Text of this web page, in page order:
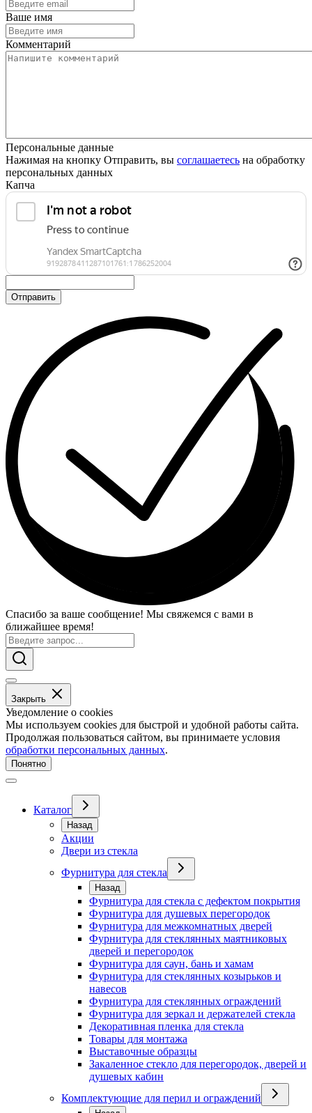
Ваше имя
Комментарий
Персональные данные
Нажимая на кнопку Отправить, вы соглашаетесь на обработку
персональных данных
Капча
Отправить
Спасибо за ваше сообщение! Мы свяжемся с вами в
ближайшее время!
Закрыть
Уведомление о cookies
Мы используем cookies для быстрой и удобной работы сайта.
Продолжая пользоваться сайтом, вы принимаете условия
обработки персональных данных.
Понятно
Каталог
Назад
Акции
Двери из стекла
Фурнитура для стекла
Назад
Фурнитура для стекла с дефектом покрытия
Фурнитура для душевых перегородок
Фурнитура для межкомнатных дверей
Фурнитура для стеклянных маятниковых
дверей и перегородок
Фурнитура для саун, бань и хамам
Фурнитура для стеклянных козырьков и
навесов
Фурнитура для стеклянных ограждений
Фурнитура для зеркал и держателей стекла
Декоративная пленка для стекла
Товары для монтажа
Выставочные образцы
Закаленное стекло для перегородок, дверей и
душевых кабин
Комплектующие для перил и ограждений